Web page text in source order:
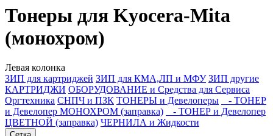
Тонеры для Kyocera-Mita
(монохром)
Левая колонка
ЗИП для картриджей ЗИП для КМА,ЛП и МФУ ЗИП другие
КАРТРИДЖИ ОБОРУДОВАНИЕ и Средства для Сервиса
Оргтехника СНПЧ и ПЗК ТОНЕРЫ и Девелоперы
- ТОНЕР
и Девелопер МОНОХРОМ (заправка)
- ТОНЕР и Девелопер
ЦВЕТНОЙ (заправка) ЧЕРНИЛА и Жидкости